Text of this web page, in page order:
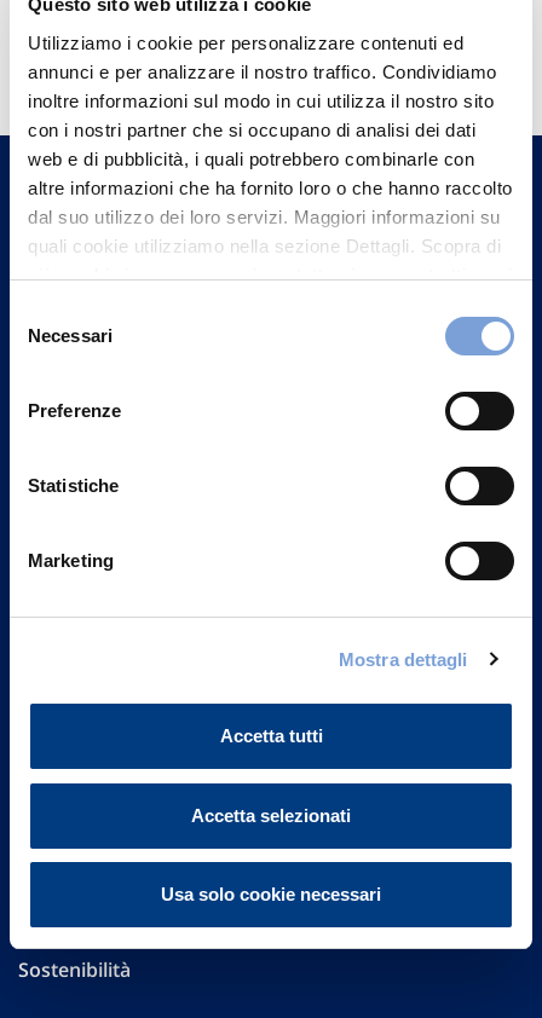
Questo sito web utilizza i cookie
Utilizziamo i cookie per personalizzare contenuti ed
annunci e per analizzare il nostro traffico. Condividiamo
inoltre informazioni sul modo in cui utilizza il nostro sito
con i nostri partner che si occupano di analisi dei dati
web e di pubblicità, i quali potrebbero combinarle con
altre informazioni che ha fornito loro o che hanno raccolto
dal suo utilizzo dei loro servizi. Maggiori informazioni su
quali cookie utilizziamo nella sezione Dettagli. Scopra di
più su chi siamo, come può contattarci e come trattiamo i
può trovare nel footer del sito nella sezione "Informativa
delNecessari
Preferenze
Statistiche
Marketing
Mostra dettagli
Accetta tutti
Accetta selezionati
Usa solo cookie necessari
Hai bisogno di
informazioni?
Trova l'Agenzia più vicina a te e parla con
un nostro Agente.
Contattaci
Via Ignazio Gardella, 2
Investor Relations
Sostenibilità